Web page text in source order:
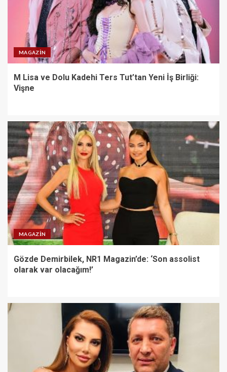
MAGAZIN
M Lisa ve Dolu Kadehi Ters Tut’tan Yeni İş Birliği:
Vişne
MAGAZIN
Gözde Demirbilek, NR1 Magazin’de: ‘Son assolist
olarak var olacağım!’